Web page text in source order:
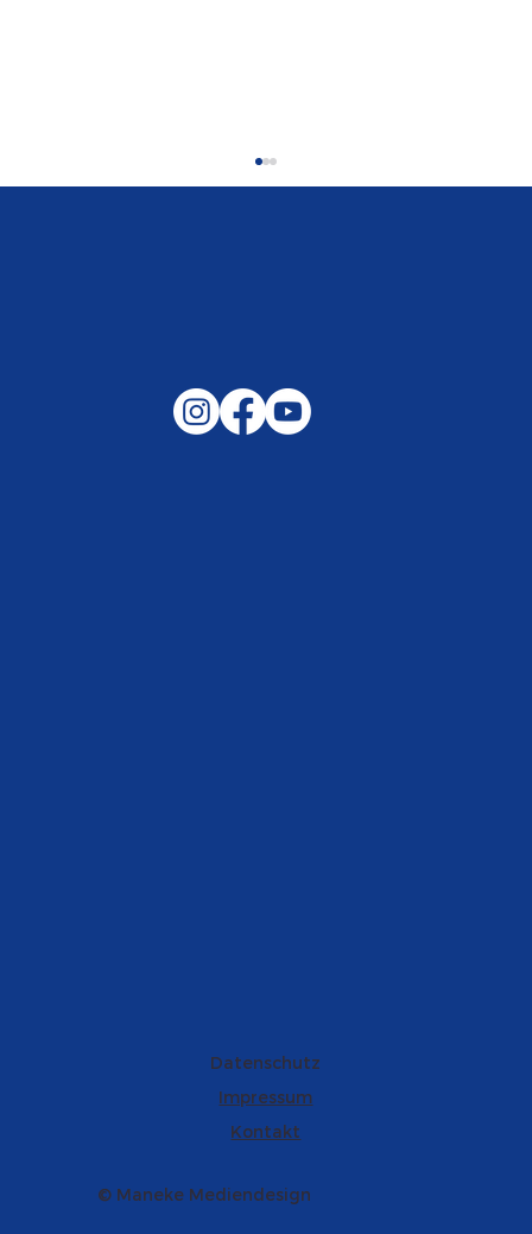
Gemeinsam auf außergewöhnliche
Datenschutz
Impressum
Kontakt
© Maneke Mediendesign